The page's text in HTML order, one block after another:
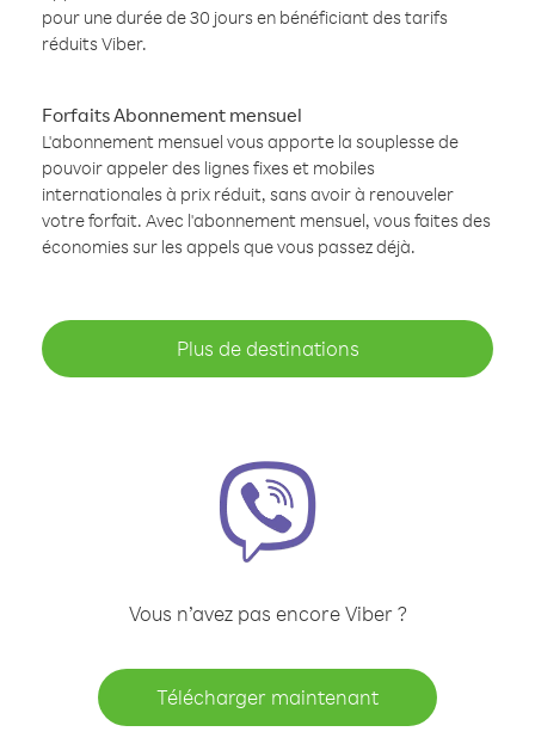
pour une durée de 30 jours en bénéficiant des tarifs
réduits Viber.
Forfaits Abonnement mensuel
L'abonnement mensuel vous apporte la souplesse de
pouvoir appeler des lignes fixes et mobiles
internationales à prix réduit, sans avoir à renouveler
votre forfait. Avec l'abonnement mensuel, vous faites des
économies sur les appels que vous passez déjà.
Plus de destinations
Vous n’avez pas encore Viber ?
Télécharger maintenant